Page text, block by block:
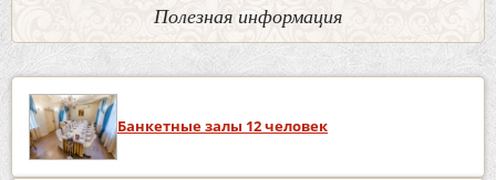
Полезная информация
Банкетные залы 12 человек